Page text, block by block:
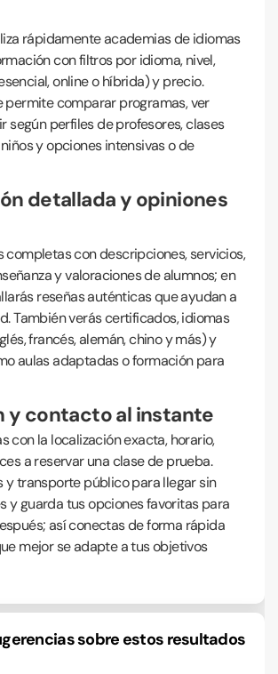
rápidamente academias de idiomas
con filtros por idioma, nivel,
online o híbrida) y precio.
permite comparar programas, ver
según perfiles de profesores, clases
y opciones intensivas o de
detallada y opiniones
completas con descripciones, servicios,
y valoraciones de alumnos; en
reseñas auténticas que ayudan a
También verás certificados, idiomas
francés, alemán, chino y más) y
aulas adaptadas o formación para
y contacto al instante
con la localización exacta, horario,
a reservar una clase de prueba.
y transporte público para llegar sin
y guarda tus opciones favoritas para
así conectas de forma rápida
mejor se adapte a tus objetivos
sobre estos resultados